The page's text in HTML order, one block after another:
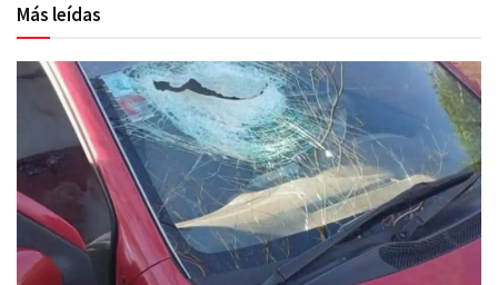
Más leídas